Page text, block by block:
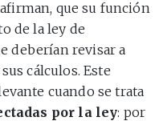
que su función
de la ley de
deberían revisar a
cálculos. Este
cuando se trata
por la ley: por